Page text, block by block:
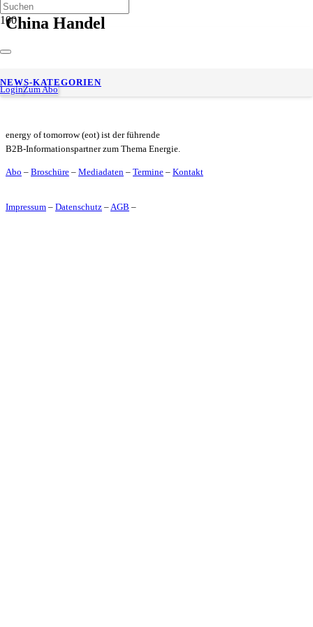
LoginZum Abo
NEWS-KATEGORIEN
China Handel
Hamburg und Qingdao vertiefen Hafenpartnerschaft Fokus auf
Nachhaltigkeit und Logistik
energy of tomorrow (eot) ist der führende
B2B-Informationspartner zum Thema Energie.
Abo – Broschüre – Mediadaten – Termine – Kontakt
Impressum – Datenschutz –AGB –